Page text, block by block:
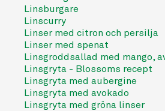
Linsburgare
Linscurry
Linser med citron och persilja
Linser med spenat
Linsgroddsallad med mango,
Linsgryta - Blossoms recept
Linsgryta med aubergine
Linsgryta med avokado
Linsgryta med gröna linser